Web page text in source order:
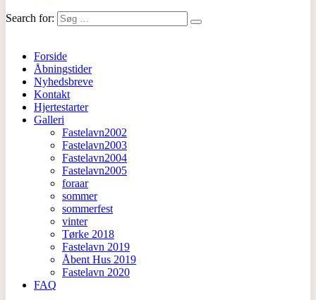
Search for:
Forside
Åbningstider
Nyhedsbreve
Kontakt
Hjertestarter
Galleri
Fastelavn2002
Fastelavn2003
Fastelavn2004
Fastelavn2005
foraar
sommer
sommerfest
vinter
Tørke 2018
Fastelavn 2019
Åbent Hus 2019
Fastelavn 2020
FAQ